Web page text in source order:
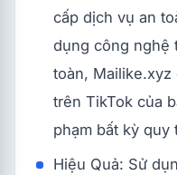
cấp dịch vụ an
dụng công nghệ
toàn, Mailike.xyz
trên TikTok của
phạm bất kỳ quy
Hiệu Quả: Sử